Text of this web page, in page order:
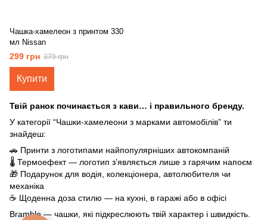
Чашка-хамелеон з принтом 330
мл Nissan
299 грн 379 грн
Купити
Твій ранок починається з кави… і правильного бренду.
У категорії “Чашки-хамелеони з марками автомобілів” ти
знайдеш:
🚗 Принти з логотипами найпопулярніших автокомпаній
🌡️ Термоефект — логотип з’являється лише з гарячим напоєм
🎁 Подарунок для водія, колекціонера, автолюбителя чи
механіка
☕ Щоденна доза стилю — на кухні, в гаражі або в офісі
Bramble — чашки, які підкреслюють твій характер і швидкість.